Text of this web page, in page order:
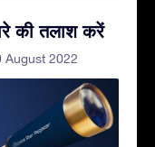
की तलाश करें
August 2022